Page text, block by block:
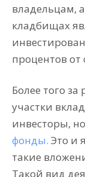
владельцам,
кладбищах
процентов
Более того
участки
инвесторы,
фонды. Это и
такие
Такой вид